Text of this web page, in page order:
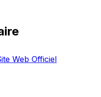
Web Officiel